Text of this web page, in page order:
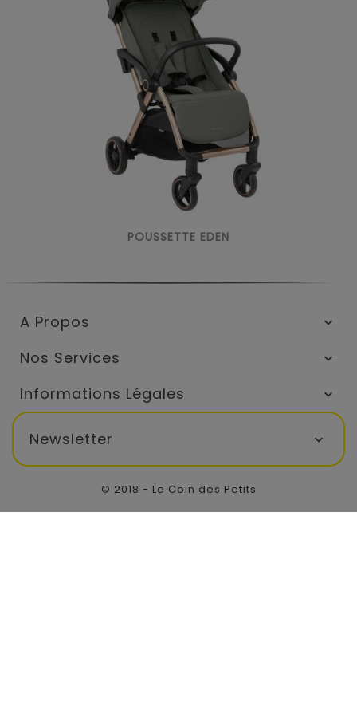
POUSSETTE EDEN
A Propos 
Nos Services 
Informations Légales 
Newsletter 
© 2018 - Le Coin des Petits